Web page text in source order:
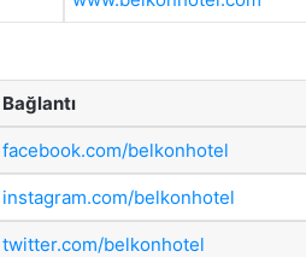
Bağlantı
facebook.com/belkonhotel
instagram.com/belkonhotel
twitter.com/belkonhotel